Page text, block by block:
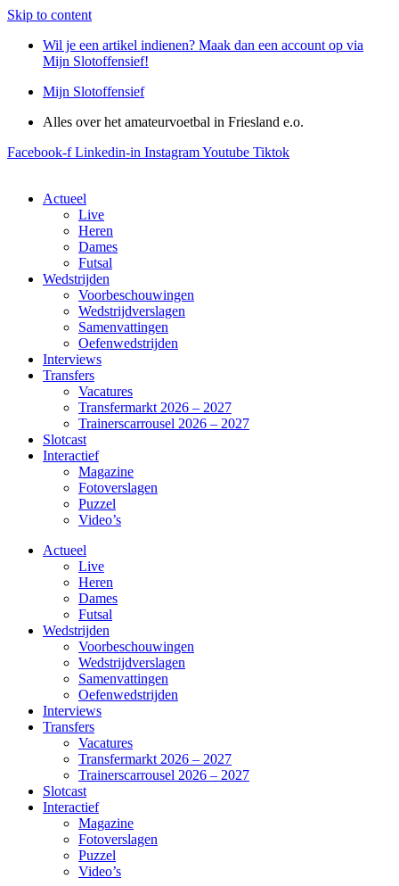
Skip to content
Wil je een artikel indienen? Maak dan een account op via
Mijn Slotoffensief!
Mijn Slotoffensief
Alles over het amateurvoetbal in Friesland e.o.
Facebook-f Linkedin-in InstagramYoutube Tiktok
Actueel
Live
Heren
Dames
Futsal
Wedstrijden
Voorbeschouwingen
Wedstrijdverslagen
Samenvattingen
Oefenwedstrijden
Interviews
Transfers
Vacatures
Transfermarkt 2026 – 2027
Trainerscarrousel 2026 – 2027
Slotcast
Interactief
Magazine
Fotoverslagen
Puzzel
Video’s
Actueel
Live
Heren
Dames
Futsal
Wedstrijden
Voorbeschouwingen
Wedstrijdverslagen
Samenvattingen
Oefenwedstrijden
Interviews
Transfers
Vacatures
Transfermarkt 2026 – 2027
Trainerscarrousel 2026 – 2027
Slotcast
Interactief
Magazine
Fotoverslagen
Puzzel
Video’s